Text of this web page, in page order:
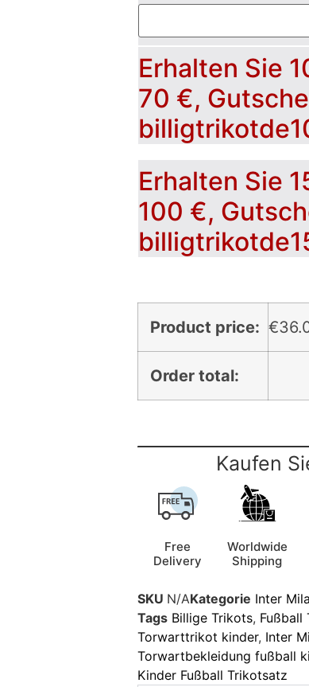
Erhalten Sie
70 €,
Erhalten Sie
100 €,
Product price: €
Order total:
Kaufen
Free
Delivery
Worldwide
Shipping
SKU N/AKategorie Inter
Tags Billige Trikots, Fußball
Torwarttrikot kinder, Inter
Torwartbekleidung fußball
Kinder Fußball Trikotsatz